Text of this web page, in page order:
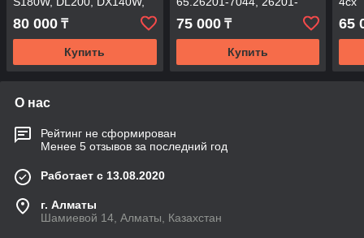
80 000 ₸
Купить
75 000₸
Купить
65
О нас
Рейтинг не сформирован
Менее 5 отзывов за последний год
Работает с 13.08.2020
г. Алматы
Шамиевой 14, Алматы, Казахстан